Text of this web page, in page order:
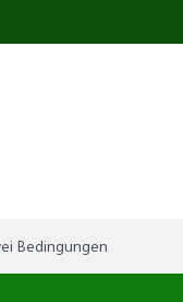
Bedingungen